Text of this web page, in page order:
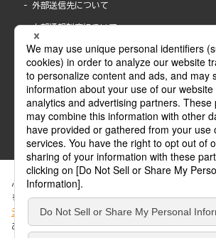
外部送信先について
内部通報制度について
ABJマークは、この電子書店・電子書籍配信サービスが、著作権
得た正規版配信サービスであることを示す登録商標(登録番
ぶんか社が運営するサイトでは、利便性向上のた
を使用しています。 当社のCookieについての詳細
シー
」をご覧ください。当サイトでは、訪問者の個
ありません。